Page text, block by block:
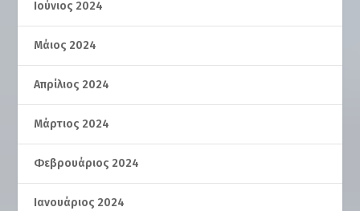
Ιούνιος 2024
Μάιος 2024
Απρίλιος 2024
Μάρτιος 2024
Φεβρουάριος 2024
Ιανουάριος 2024